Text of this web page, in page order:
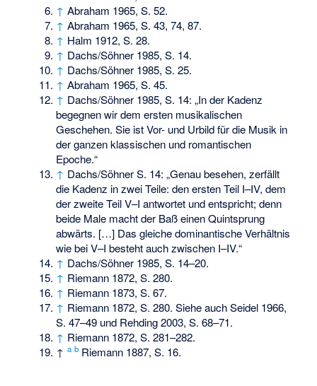
↑ Abraham 1965, S. 52.
↑ Abraham 1965, S. 43, 74, 87.
↑ Halm 1912, S. 28.
↑ Dachs/Söhner 1985, S. 14.
↑ Dachs/Söhner 1985, S. 25.
↑ Abraham 1965, S. 45.
↑ Dachs/Söhner 1985, S. 14: „In der Kadenz
begegnen wir dem ersten musikalischen
Geschehen. Sie ist Vor- und Urbild für die Musik in
der ganzen klassischen und romantischen
Epoche.“
↑ Dachs/Söhner S. 14: „Genau besehen, zerfällt
die Kadenz in zwei Teile: den ersten Teil I–IV, dem
der zweite Teil V–I antwortet und entspricht; denn
beide Male macht der Baß einen Quintsprung
abwärts. […] Das gleiche dominantische Verhältnis
wie bei V–I besteht auch zwischen I–IV.“
↑ Dachs/Söhner 1985, S. 14–20.
↑ Riemann 1872, S. 280.
↑ Riemann 1873, S. 67.
↑ Riemann 1872, S. 280. Siehe auch Seidel 1966,
S. 47–49 und Rehding 2003, S. 68–71.
↑ Riemann 1872, S. 281–282.
↑a b Riemann 1887, S. 16.